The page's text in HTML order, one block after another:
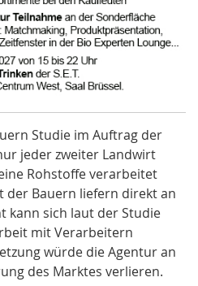
Studie im Auftrag der
jeder zweiter Landwirt
Rohstoffe verarbeitet
der Bauern liefern direkt an
kann sich laut der Studie
mit Verarbeitern
würde die Agentur an
des Marktes verlieren.